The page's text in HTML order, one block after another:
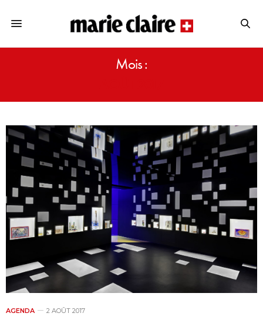
Mois :
AGENDA 2 AOÛT 2017